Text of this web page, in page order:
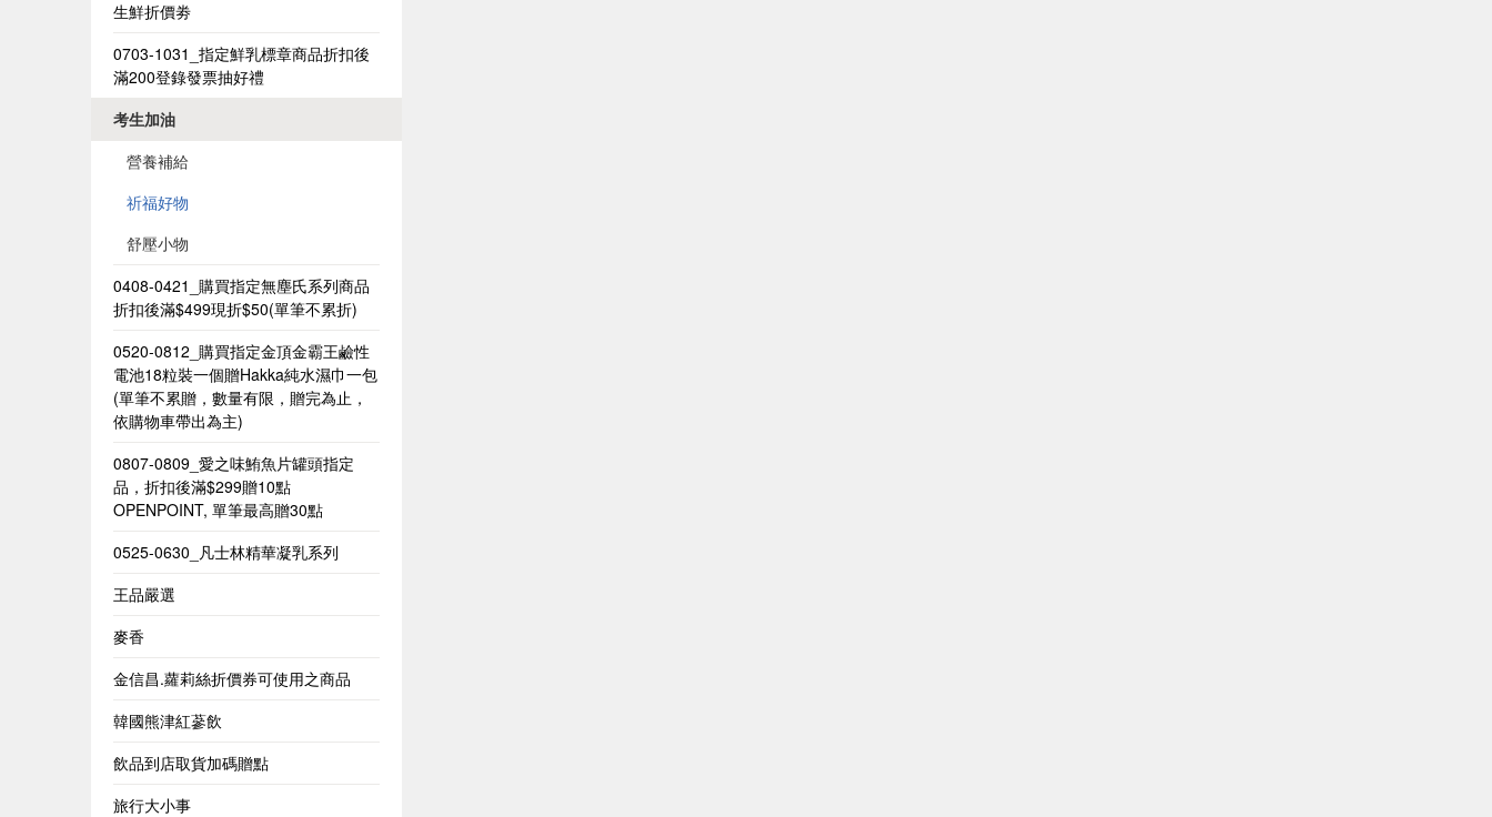
生鮮折價劵
0703-1031_指定鮮乳標章商品折扣後
滿200登錄發票抽好禮
考生加油
營養補給
祈福好物
舒壓小物
0408-0421_購買指定無塵氏系列商品
折扣後滿$499現折$50(單筆不累折)
0520-0812_購買指定金頂金霸王鹼性
電池18粒裝一個贈Hakka純水濕巾一包​
(單筆不累贈，數量有限，贈完為止，
依購物車帶出為主)​
0807-0809_愛之味鮪魚片罐頭指定
品，折扣後滿$299贈10點
OPENPOINT, 單筆最高贈30點
0525-0630_凡士林精華凝乳系列
王品嚴選
麥香
金信昌.蘿莉絲折價券可使用之商品
韓國熊津紅蔘飲
飲品到店取貨加碼贈點
旅行大小事